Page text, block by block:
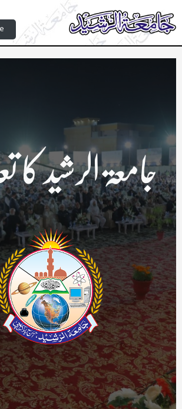
جامعۃ الرشید